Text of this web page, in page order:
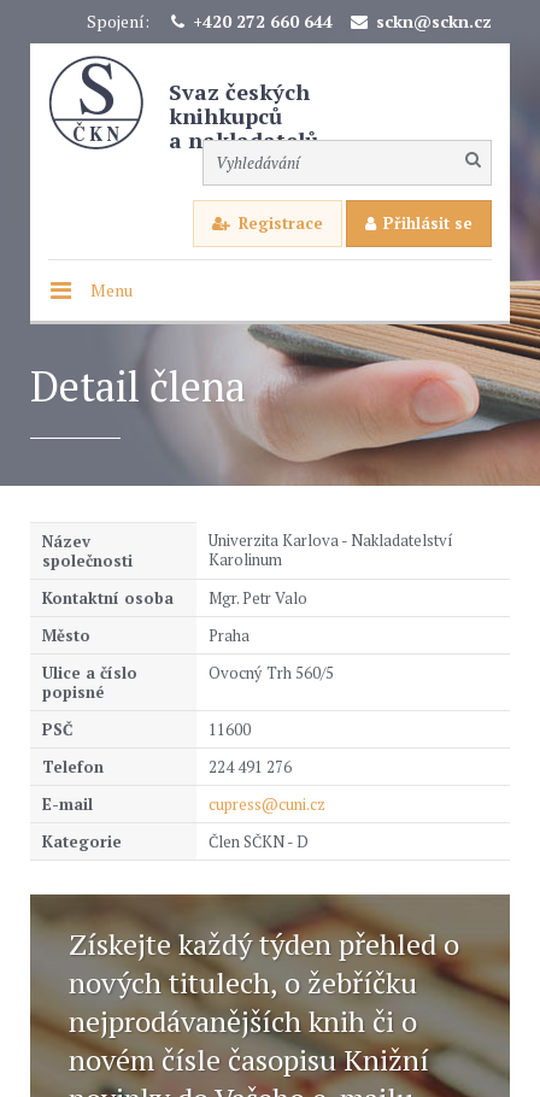
Spojení: +420 272 660 644 sckn@sckn.cz
Svaz českých
knihkupců
a nakladatelů
Registrace Přihlásit se
Menu
Detail člena
Název
společnosti
Univerzita Karlova - Nakladatelství
Karolinum
Kontaktní osoba
Mgr. Petr Valo
Město
Praha
Ulice a číslo
popisné
Ovocný Trh 560/5
PSČ
11600
Telefon
224 491 276
E-mail
cupress@cuni.cz
Kategorie
Člen SČKN - D
Získejte každý týden přehled o
nových titulech, o žebříčku
nejprodávanějších knih či o
novém čísle časopisu Knižní